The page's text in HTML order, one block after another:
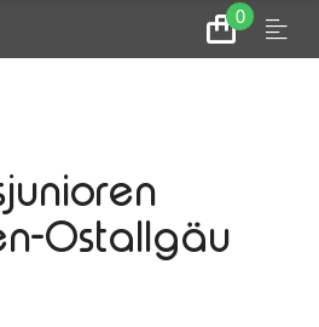
0
Zum
Warenkorb
Menu
Ostallgäu